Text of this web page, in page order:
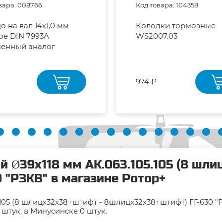
008766
14х1,0 мм
DIN 7993А
аналог
Код товара: 104358
Колодки тормозные
WS2007.03
974 ₽
Ø39х118 мм АК.063.105.105 (8
в магазине Ротор+
(8 шлицх32х38+штифт - 8шлицх32х38+штифт) ГГ-630
в Минусинске 0 штук.